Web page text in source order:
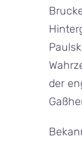
der